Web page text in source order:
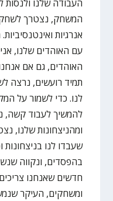
העבודה שלנו ולנסות
המשחק, נצטרך
אנרגיות
עם האוהדים שלנו,
תמיד רועשים, נרצה
לנו. כדי לשמור על
להמשיך לעבוד קשה,
ומהניצחונות שלנו,
שעבדו לנו
בהפסדים, ונקווה
חדשים שאנחנו
ומשחקים, העיקר